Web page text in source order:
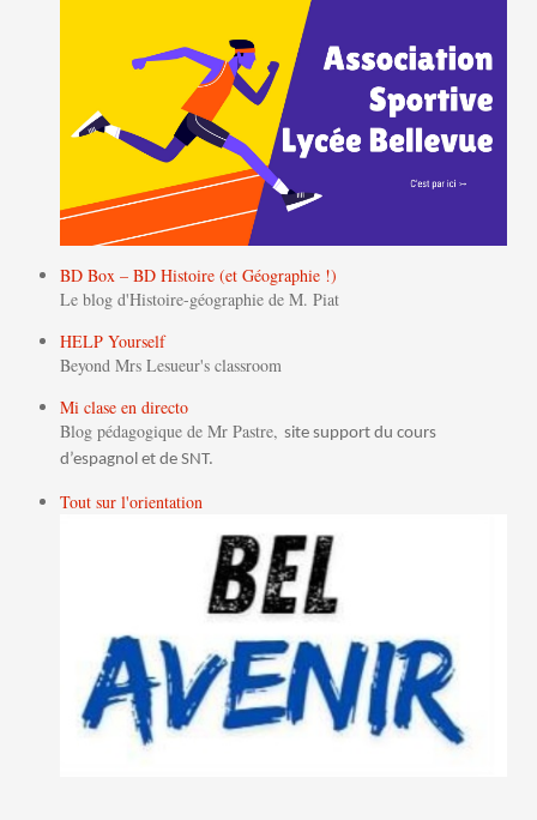
BD Box – BD Histoire (et Géographie !)
Le blog d'Histoire-géographie de M. Piat
HELP Yourself
Beyond Mrs Lesueur's classroom
Mi clase en directo
Blog pédagogique de Mr Pastre, site support du cours
d’espagnol et de SNT.
Tout sur l'orientation